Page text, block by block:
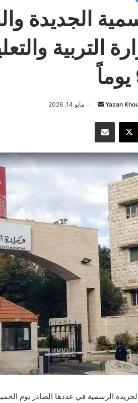
الجديدة
التربية
Yazan
أرسل مايو 14, 2026
‫X مشاركة عبر البريد
الرسمية في عددها الصادر يوم